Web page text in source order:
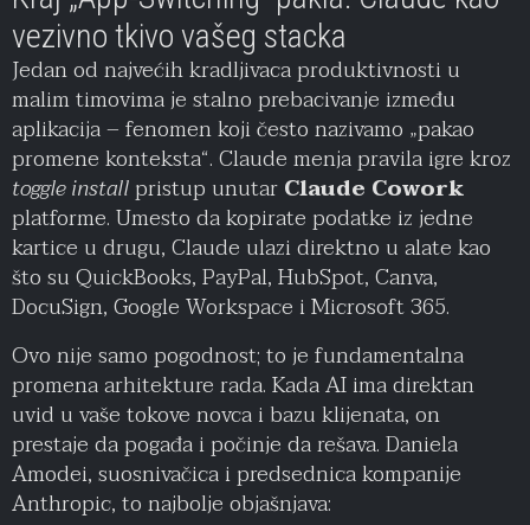
vezivno tkivo vašeg stacka
Jedan od najvećih kradljivaca produktivnosti u
malim timovima je stalno prebacivanje između
aplikacija – fenomen koji često nazivamo „pakao
promene konteksta“. Claude menja pravila igre kroz
toggle installpristup unutarClaude Cowork
platforme. Umesto da kopirate podatke iz jedne
kartice u drugu, Claude ulazi direktno u alate kao
što su QuickBooks, PayPal, HubSpot, Canva,
DocuSign, Google Workspace i Microsoft 365.
Ovo nije samo pogodnost; to je fundamentalna
promena arhitekture rada. Kada AI ima direktan
uvid u vaše tokove novca i bazu klijenata, on
prestaje da pogađa i počinje da rešava. Daniela
Amodei, suosnivačica i predsednica kompanije
Anthropic, to najbolje objašnjava: